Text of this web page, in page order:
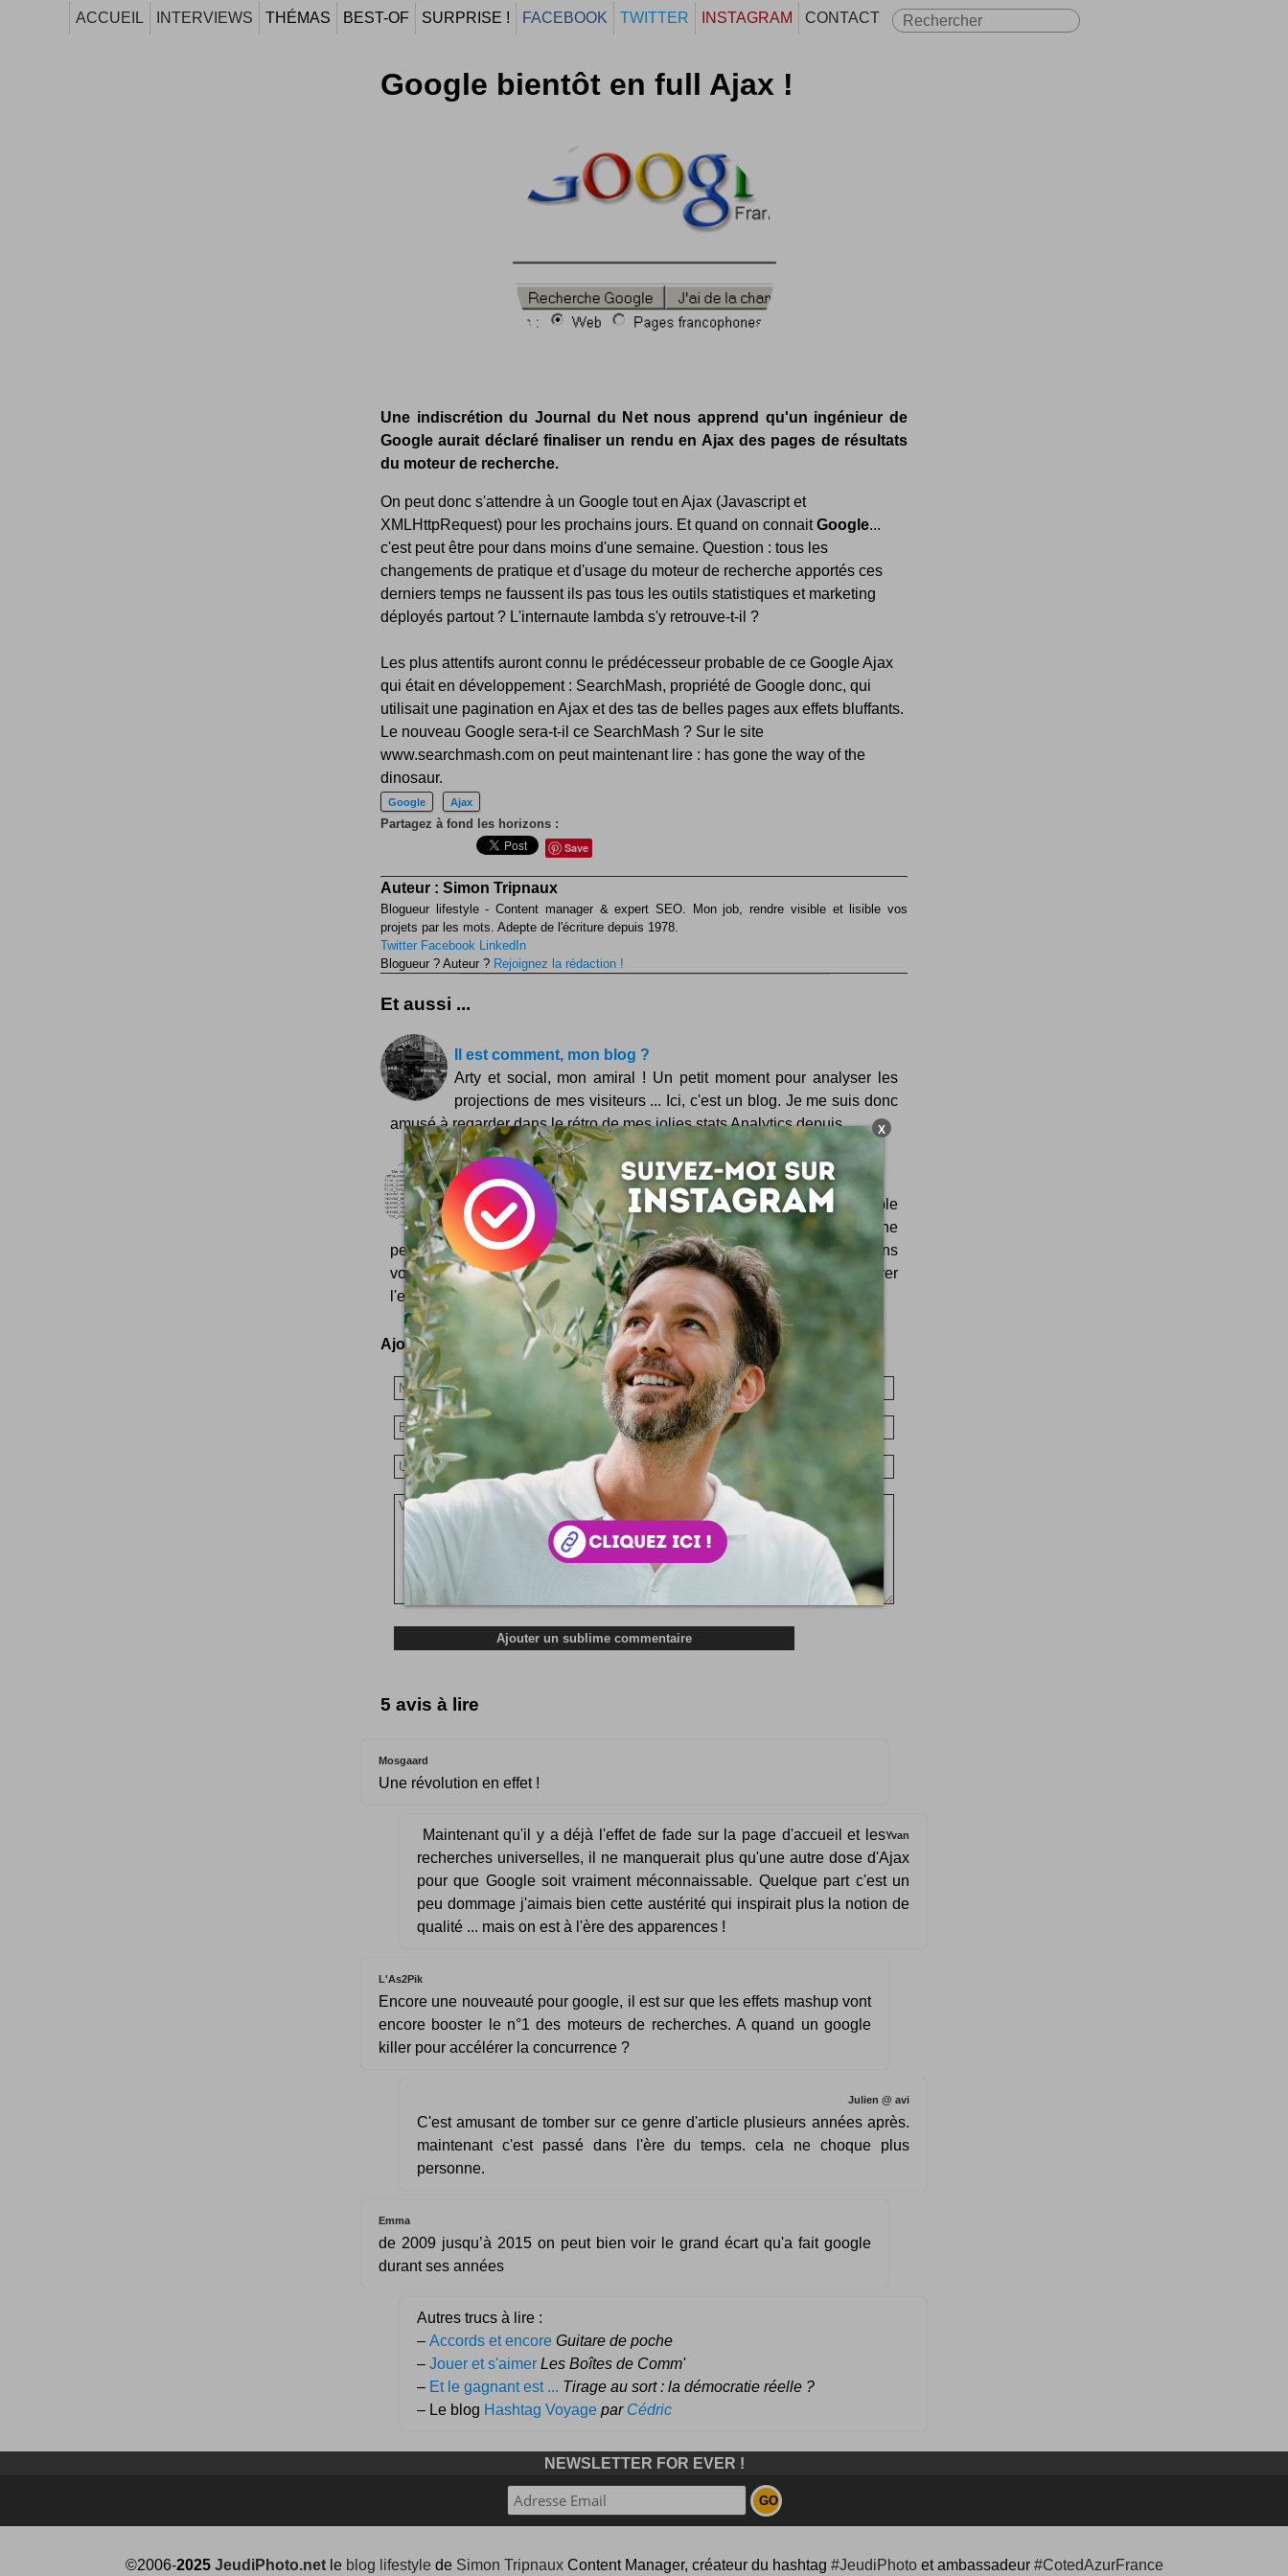
ACCUEIL INTERVIEWS THÉMAS BEST-OF SURPRISE ! FACEBOOK TWITTER INSTAGRAM CONTACT
Google bientôt en full Ajax !
Une indiscrétion du Journal du Net nous apprend qu'un ingénieur de
Google aurait déclaré finaliser un rendu en Ajax des pages de résultats
du moteur de recherche.
On peut donc s'attendre à un Google tout en Ajax (Javascript et
XMLHttpRequest) pour les prochains jours. Et quand on connaitGoogle...
c'est peut être pour dans moins d'une semaine. Question : tous les
changements de pratique et d'usage du moteur de recherche apportés ces
derniers temps ne faussent ils pas tous les outils statistiques et marketing
déployés partout ? L'internaute lambda s'y retrouve-t-il ?
Les plus attentifs auront connu le prédécesseur probable de ce Google Ajax
qui était en développement : SearchMash, propriété de Google donc, qui
utilisait une pagination en Ajax et des tas de belles pages aux effets bluffants.
Le nouveau Google sera-t-il ce SearchMash ? Sur le site
www.searchmash.com on peut maintenant lire : has gone the way of the
dinosaur.
Google Ajax
Partagez à fond les horizons :
Save
Auteur : Simon Tripnaux
Blogueur lifestyle - Content manager & expert SEO. Mon job, rendre visible et lisible vos
projets par les mots. Adepte de l'écriture depuis 1978.
Twitter Facebook LinkedIn
Blogueur ? Auteur ? Rejoignez la rédaction !
Et aussi ...
Il est comment, mon blog ?
Arty et social, mon amiral ! Un petit moment pour analyser les
projections de mes visiteurs ... Ici, c'est un blog. Je me suis donc
amusé à regarder dans le rétro de mes jolies stats Analytics depuis...
Scripts Ajax pour upload de fichiers
Si l'envoi de fichiers sur votre site via un formulaire vous semble
une interaction un peu trop fade, pourquoi ne pas y mettre une
petite dose d'Ajax ? Sélection de quelques scripts pour mettre du 2.0 dans
vos uploads ! Car tout bon intégrateur web est toujours content d'améliorer
l'expérience utilisateur, n'est-ce pas ? :)
Ajoutez votre avis !
5 avis à lire
Mosgaard
Une révolution en effet !
Yvan
Maintenant qu'il y a déjà l'effet de fade sur la page d'accueil et les
recherches universelles, il ne manquerait plus qu'une autre dose d'Ajax
pour que Google soit vraiment méconnaissable. Quelque part c'est un
peu dommage j'aimais bien cette austérité qui inspirait plus la notion de
qualité ... mais on est à l'ère des apparences !
L'As2Pik
Encore une nouveauté pour google, il est sur que les effets mashup vont
encore booster le n°1 des moteurs de recherches. A quand un google
killer pour accélérer la concurrence ?
Julien @ avi
C'est amusant de tomber sur ce genre d'article plusieurs années après.
maintenant c'est passé dans l'ère du temps. cela ne choque plus
personne.
Emma
de 2009 jusqu’à 2015 on peut bien voir le grand écart qu'a fait google
durant ses années
Autres trucs à lire :
– Accords et encore Guitare de poche
– Jouer et s'aimer Les Boîtes de Comm'
– Et le gagnant est ... Tirage au sort : la démocratie réelle ?
– Le blog Hashtag Voyage par Cédric
NEWSLETTER FOR EVER !
©2006-2025 JeudiPhoto.netle blog lifestylede Simon TripnauxContent Manager, créateur du hashtag #JeudiPhotoet ambassadeur #CotedAzurFrance
X